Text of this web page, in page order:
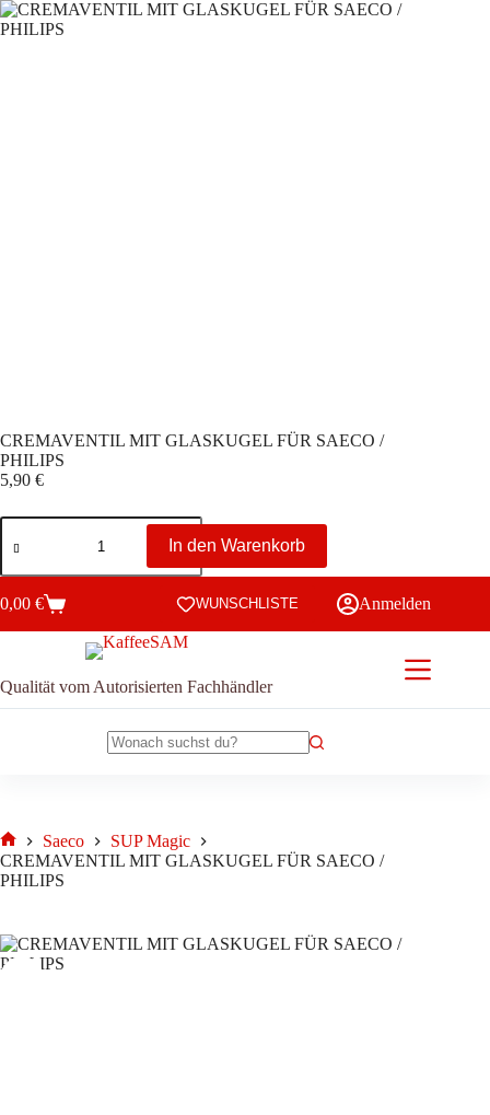
Zum
Inhalt
CREMAVENTIL MIT GLASKUGEL FÜR SAECO /
PHILIPS
5,90 €
CREMAVENTIL
MIT
FÜR
SAECO
PHILIPS
In den Warenkorb
Warenkorb
0,00 € WUNSCHLISTE Anmelden
Qualität vom Autorisierten Fachhändler
Start
Saeco
SUP Magic
CREMAVENTIL MIT GLASKUGEL FÜR SAECO /
PHILIPS